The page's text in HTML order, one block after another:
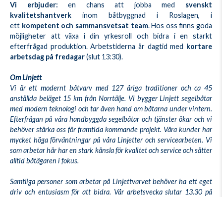
Vi erbjuder: en chans att jobba med svenskt
kvalitetshantverk inom båtbyggnad i Roslagen, i
ett kompetent och sammansvetsat team. Hos oss finns goda
möjligheter att växa i din yrkesroll och bidra i en starkt
efterfrågad produktion. Arbetstiderna är dagtid med kortare
arbetsdag på fredagar(slut 13:30).
Om Linjett
Vi är ett modernt båtvarv med 127 åriga traditioner och ca 45
anställda beläget 15 km från Norrtälje. Vi bygger Linjett segelbåtar
med modern teknologi och tar även hand om båtarna under vintern.
Efterfrågan på våra handbyggda segelbåtar och tjänster ökar och vi
behöver stärka oss för framtida kommande projekt. Våra kunder har
mycket höga förväntningar på våra Linjetter och servicearbeten. Vi
som arbetar här har en stark känsla för kvalitet och service och sätter
alltid båtägaren i fokus.
Samtliga personer som arbetar på Linjettvarvet behöver ha ett eget
driv och entusiasm för att bidra. Vår arbetsvecka slutar 13.30 på